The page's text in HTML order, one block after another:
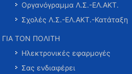
Οργανόγραμμα Λ.Σ.-ΕΛ.ΑΚΤ.
Σχολές Λ.Σ.-ΕΛ.ΑΚΤ.-Κατάταξη
ΓΙΑ ΤΟΝ ΠΟΛΙΤΗ
Ηλεκτρονικές εφαρμογές
Σας ενδιαφέρει